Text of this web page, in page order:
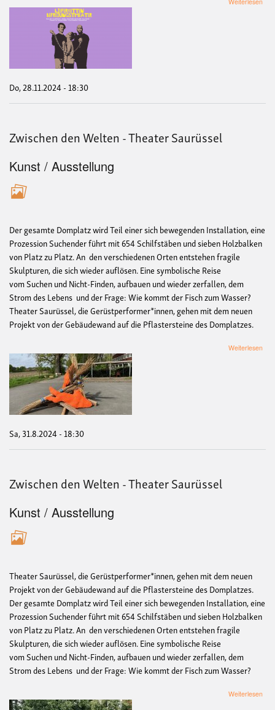
Do, 28.11.2024 - 18:30
Zwischen den Welten - Theater Saurüssel
Kunst / Ausstellung
Der gesamte Domplatz wird Teil einer sich bewegenden Installation, eine
Prozession Suchender führt mit 654 Schilfstäben und sieben Holzbalken
von Platz zu Platz. An den verschiedenen Orten entstehen fragile
Skulpturen, die sich wieder auflösen. Eine symbolische Reise
vom Suchen und Nicht-Finden, aufbauen und wieder zerfallen, dem
Strom des Lebens und der Frage: Wie kommt der Fisch zum Wasser?
Theater Saurüssel, die Gerüstperformer*innen, gehen mit dem neuen
Projekt von der Gebäudewand auf die Pflastersteine des Domplatzes.
Weiterlesen
Sa, 31.8.2024 - 18:30
Zwischen den Welten - Theater Saurüssel
Kunst / Ausstellung
Theater Saurüssel, die Gerüstperformer*innen, gehen mit dem neuen
Projekt von der Gebäudewand auf die Pflastersteine des Domplatzes.
Der gesamte Domplatz wird Teil einer sich bewegenden Installation, eine
Prozession Suchender führt mit 654 Schilfstäben und sieben Holzbalken
von Platz zu Platz. An den verschiedenen Orten entstehen fragile
Skulpturen, die sich wieder auflösen. Eine symbolische Reise
vom Suchen und Nicht-Finden, aufbauen und wieder zerfallen, dem
Strom des Lebens und der Frage: Wie kommt der Fisch zum Wasser?
Weiterlesen